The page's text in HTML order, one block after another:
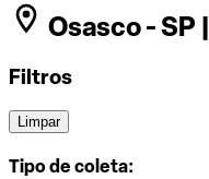
Osasco - SP |
Filtros
Limpar
Tipo de coleta: